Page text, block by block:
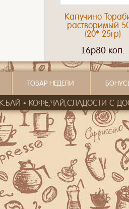
Капучино
растворимый
(20* 25гр)
16p80 коп.
ТОВАР НЕДЕЛИ
• КОФЕ,ЧАЙ,СЛАДОСТИ С